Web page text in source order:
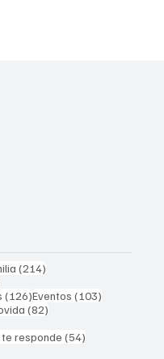
(214)214 entradas
entradas
(126)126 entradas
Eventos (103)103
(82)82 entradas
entradas
responde (54)54 entradas